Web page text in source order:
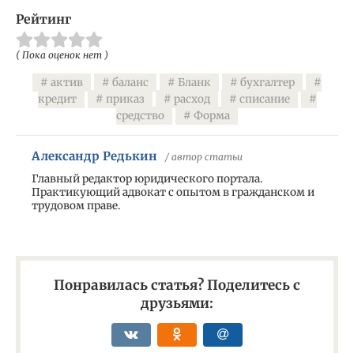
Рейтинг
( Пока оценок нет )
актив баланс Бланк
бухгалтер
кредит
приказ расход
списание
средство
Форма
Александр Редькин / автор статьи
Главный редактор юридического портала.
Практикующий адвокат с опытом в гражданском и
трудовом праве.
Понравилась статья? Поделитесь с
друзьями: